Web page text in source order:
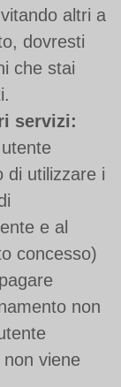
altri a
dovresti
che stai
servizi:
di utilizzare i
e al
concesso)
non
viene